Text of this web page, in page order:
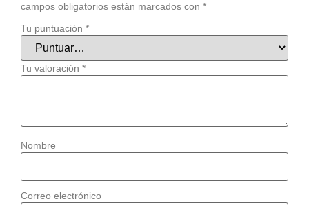
campos obligatorios están marcados con *
Tu puntuación *
Tu valoración *
Nombre
Correo electrónico